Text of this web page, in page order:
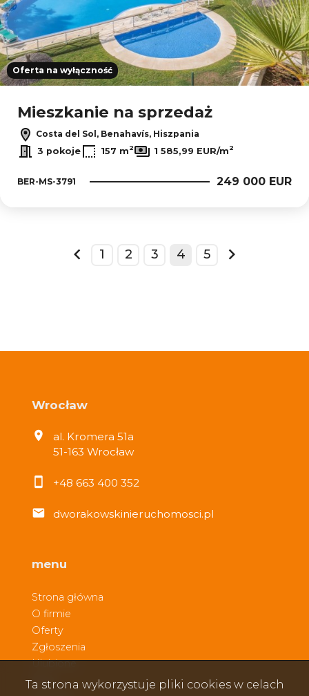
Oferta na wyłączność
Mieszkanie na sprzedaż
Costa del Sol, Benahavís, Hiszpania
3 pokoje
157 m2 1 585,99 EUR/m2
BER-MS-3791 249 000 EUR
prev
1 2 3 4 5
next
Wrocław
al. Kromera 51a
51-163 Wrocław
+48 663 400 352
dworakowskinieruchomosci.pl
menu
Strona główna
O firmie
Oferty
Zgłoszenia
Ulubione
Blog
Ta strona wykorzystuje pliki cookies w celach